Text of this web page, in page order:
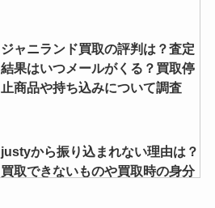
ジャニランド買取の評判は？査定
結果はいつメールがくる？買取停
止商品や持ち込みについて調査
justyから振り込まれない理由は？
買取できないものや買取時の身分